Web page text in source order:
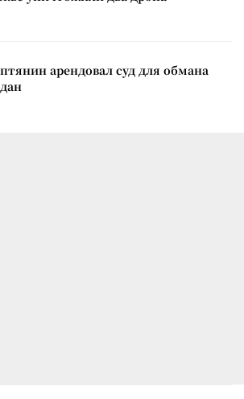
арендовал суд для обмана